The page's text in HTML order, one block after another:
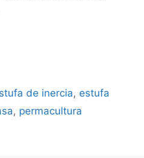
de inercia, estufa
, permacultura